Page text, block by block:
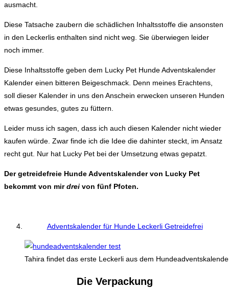
ausmacht.
Diese Tatsache zaubern die schädlichen Inhaltsstoffe die ansonsten
in den Leckerlis enthalten sind nicht weg. Sie überwiegen leider
noch immer.
Diese Inhaltsstoffe geben dem Lucky Pet Hunde Adventskalender
Kalender einen bitteren Beigeschmack. Denn meines Erachtens,
soll dieser Kalender in uns den Anschein erwecken unseren Hunden
etwas gesundes, gutes zu füttern.
Leider muss ich sagen, dass ich auch diesen Kalender nicht wieder
kaufen würde. Zwar finde ich die Idee die dahinter steckt, im Ansatz
recht gut. Nur hat Lucky Pet bei der Umsetzung etwas gepatzt.
Der getreidefreie Hunde Adventskalender von Lucky Pet
bekommt von mirdrei von fünf Pfoten.
Adventskalender für Hunde Leckerli Getreidefrei
Tahira findet das erste Leckerli aus dem
Die Verpackung